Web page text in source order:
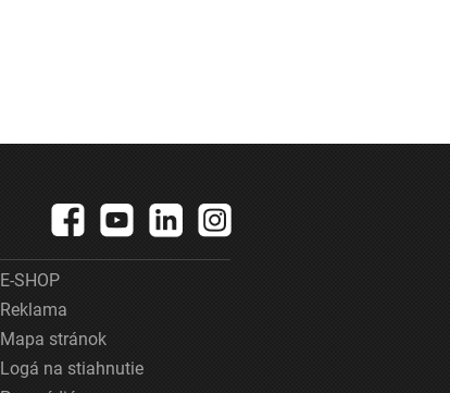
E-SHOP
Reklama
Mapa stránok
Logá na stiahnutie